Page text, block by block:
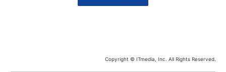
Copyright © ITmedia, Inc. All Rights Reserved.